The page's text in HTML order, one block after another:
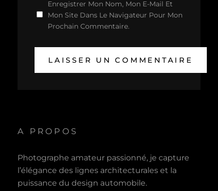
Enregistrer Mon Nom, Mon E-Mail Et
Mon Site Dans Le Navigateur Pour Mon
Prochain Commentaire.
A PROPOS
Photographe amateur passionné, je capture
l’élégance des lignes architecturales et la
puissance du design automobile.